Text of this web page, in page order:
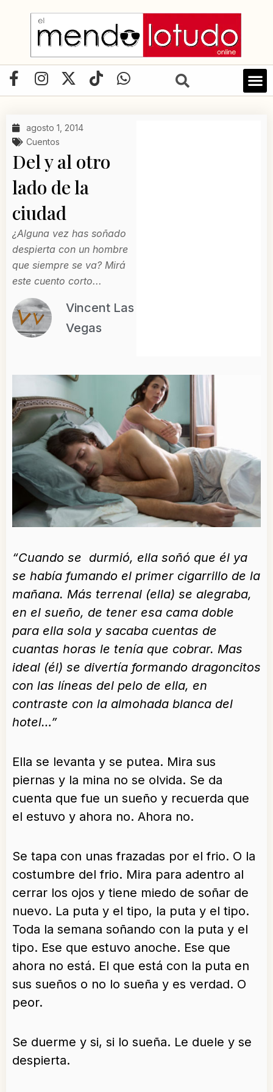
contenido
F
a
e
b
o
o
k
-
f
I
n
t
a
r
a
m
X
-
w
t
t
e
r
T
i
W
h
agosto 1, 2014
Cuentos
Del y al otro
lado de la
ciudad
¿Alguna vez has soñado
despierta con un hombre
que siempre se va? Mirá
este cuento corto...
Vincent Las
Vegas
“Cuando se durmió, ella soñó que él ya
se había fumando el primer cigarrillo de la
mañana. Más terrenal (ella) se alegraba,
en el sueño, de tener esa cama doble
para ella sola y sacaba cuentas de
cuantas horas le tenía que cobrar. Mas
ideal (él) se divertía formando dragoncitos
con las líneas del pelo de ella, en
contraste con la almohada blanca del
hotel…”
Ella se levanta y se putea. Mira sus
piernas y la mina no se olvida. Se da
cuenta que fue un sueño y recuerda que
el estuvo y ahora no. Ahora no.
Se tapa con unas frazadas por el frio. O la
costumbre del frio. Mira para adentro al
cerrar los ojos y tiene miedo de soñar de
nuevo. La puta y el tipo, la puta y el tipo.
Toda la semana soñando con la puta y el
tipo. Ese que estuvo anoche. Ese que
ahora no está. El que está con la puta en
sus sueños o no lo sueña y es verdad. O
peor.
Se duerme y si, si lo sueña. Le duele y se
despierta.